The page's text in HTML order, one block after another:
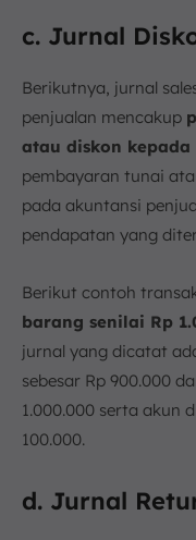
c. Jurnal
Berikutnya, jurnal
penjualan mencakup
atau diskon kepada
pembayaran tunai
pada akuntansi
pendapatan yang
Berikut contoh
barang senilai Rp
jurnal yang dicatat
sebesar Rp 900.000
1.000.000 serta akun
100.000.
d. Jurnal